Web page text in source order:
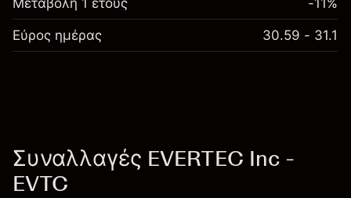
Μεταβολή 1 έτους -11%
Εύρος ημέρας 30.59 - 31.1
Συναλλαγές EVERTEC Inc -
EVTC